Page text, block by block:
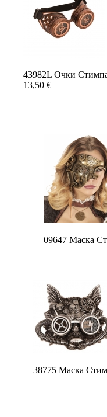
43982L Очки
13,50 €
09647 Маска
38775 Маска